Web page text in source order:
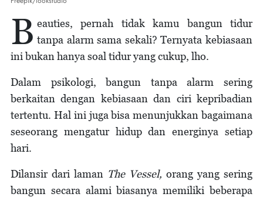
B eauties, pernah tidak kamu bangun tidur
tanpa alarm sama sekali? Ternyata kebiasaan
ini bukan hanya soal tidur yang cukup, lho.
Dalam psikologi, bangun tanpa alarm sering
berkaitan dengan kebiasaan dan ciri kepribadian
tertentu. Hal ini juga bisa menunjukkan bagaimana
seseorang mengatur hidup dan energinya setiap
hari.
Dilansir dari laman The Vessel, orang yang sering
bangun secara alami biasanya memiliki beberapa